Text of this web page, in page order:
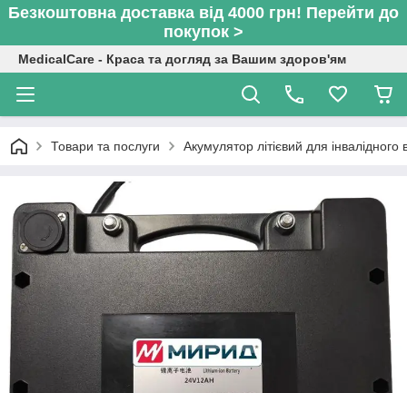
Безкоштовна доставка від 4000 грн! Перейти до
покупок >
MedicalCare - Краса та догляд за Вашим здоров'ям
Товари та послуги Акумулятор літієвий для